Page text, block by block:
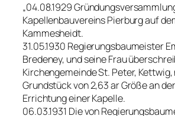
„04.08.1929
Kapellenbauvereins Pierburg auf
Kammesheidt.
31.05.1930 Regierungsbaumeister
Bredeney, und seine Frau
Kirchengemeinde St. Peter,
Grundstück von 2,63 ar Größe an
Errichtung einer Kapelle.
06.03.1931 Die von